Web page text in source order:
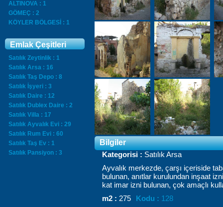
ALTINOVA : 1
GÖMEÇ : 2
KÖYLER BÖLGESİ : 1
Emlak Çeşitleri
Satılık Zeytinlik : 1
Satılık Arsa : 16
Satılık Taş Depo : 8
Satılık İşyeri : 3
Satılık Daire : 12
Satılık Dublex Daire : 2
Satılık Villa : 17
Satılık Ayvalık Evi : 29
Satılık Rum Evi : 60
Satılık Taş Ev : 1
Satılık Pansiyon : 3
Bilgiler
Kategorisi : Satılık Arsa
Ayvalık merkezde, çarşı içeriside
bulunan, anıtlar kurulundan inşaat izni
kat imar izni bulunan, çok amaçlı
m2 : 275 Kodu : 128